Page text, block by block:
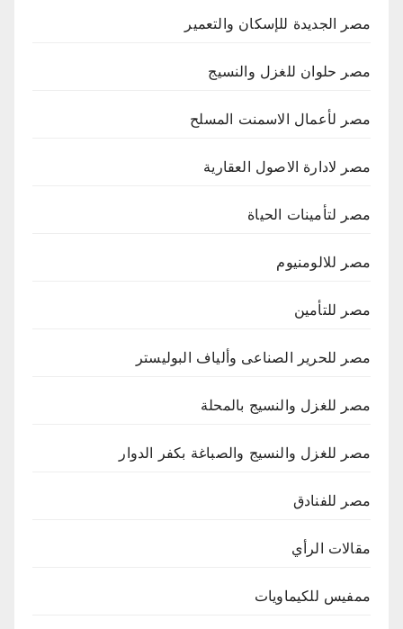
مصر الجديدة للإسكان والتعمير
مصر حلوان للغزل والنسيج
مصر لأعمال الاسمنت المسلح
مصر لادارة الاصول العقارية
مصر لتأمينات الحياة
مصر للالومنيوم
مصر للتأمين
مصر للحرير الصناعى وألياف البوليستر
مصر للغزل والنسيج بالمحلة
مصر للغزل والنسيج والصباغة بكفر الدوار
مصر للفنادق
مقالات الرأي
ممفيس للكيماويات